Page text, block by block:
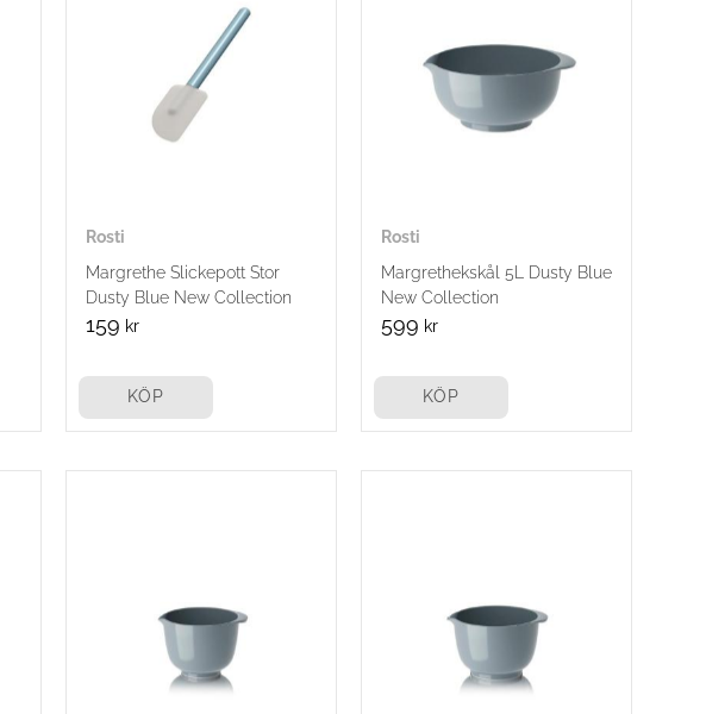
Rosti
Margrethe Slickepott Stor
Dusty Blue New Collection
159 kr
KÖP
Rosti
Margrethekskål 5L Dusty Blue
New Collection
599 kr
KÖP